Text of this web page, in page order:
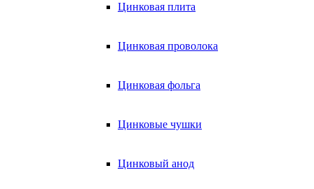
Цинковая плита
Цинковая проволока
Цинковая фольга
Цинковые чушки
Цинковый анод